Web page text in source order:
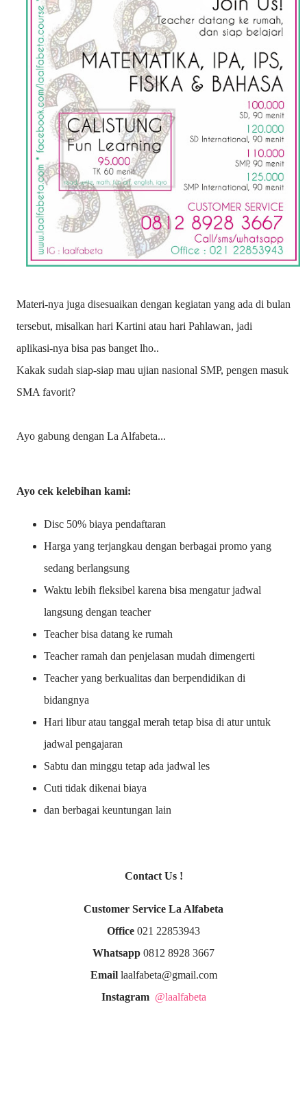
Materi-nya juga disesuaikan dengan kegiatan yang ada di bulan
tersebut, misalkan hari Kartini atau hari Pahlawan, jadi
aplikasi-nya bisa pas banget lho..
Kakak sudah siap-siap mau ujian nasional SMP, pengen masuk
SMA favorit?
Ayo gabung dengan La Alfabeta...
Ayo cek kelebihan kami:
Disc 50% biaya pendaftaran
Harga yang terjangkau dengan berbagai promo yang
sedang berlangsung
Waktu lebih fleksibel karena bisa mengatur jadwal
langsung dengan teacher
Teacher bisa datang ke rumah
Teacher ramah dan penjelasan mudah dimengerti
Teacher yang berkualitas dan berpendidikan di
bidangnya
Hari libur atau tanggal merah tetap bisa di atur untuk
jadwal pengajaran
Sabtu dan minggu tetap ada jadwal les
Cuti tidak dikenai biaya
dan berbagai keuntungan lain
Contact Us !
Customer Service La Alfabeta
Office 021 22853943
Whatsapp 0812 8928 3667
Emaillaalfabeta@gmail.com
Instagram @laalfabeta